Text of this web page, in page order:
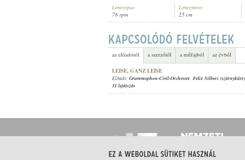
Lemeztípus:
78 rpm
Lemezméret:
25 cm
az előadótól a szerzőtől a műfajból az évből
LEISE, GANZ LEISE
Előadó: Grammophon-Civil-Orchester, Felix Silbers (szárnykürt)
31 lejátszás